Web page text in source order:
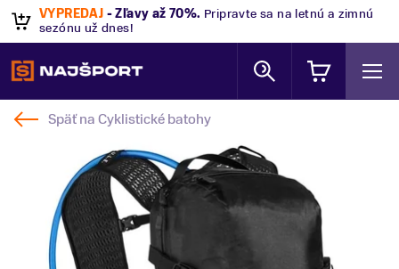
VÝPREDAJ - Zľavy až 70%. Pripravte sa na letnú a zimnú
sezónu už dnes!
Späť naCyklistické batohy